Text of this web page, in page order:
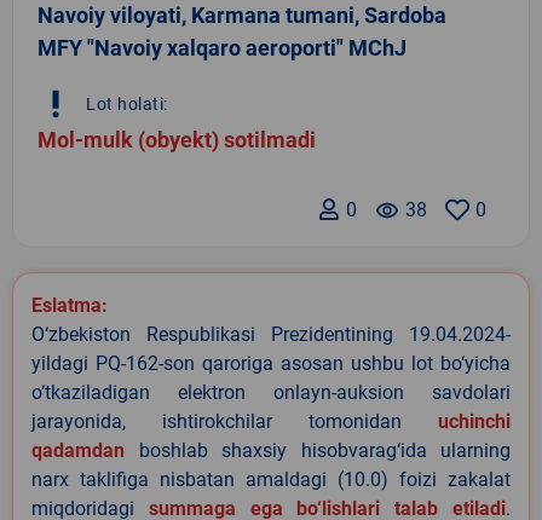
Navoiy viloyati, Karmana tumani, Sardoba
MFY "Navoiy xalqaro aeroporti" MChJ
priority_high Lot holati:
Mol-mulk (obyekt) sotilmadi
0
remove_red_eye 38
0
Eslatma:
O‘zbekiston Respublikasi Prezidentining 19.04.2024-
yildagi PQ-162-son qaroriga asosan ushbu lot bo‘yicha
o‘tkaziladigan elektron onlayn-auksion savdolari
jarayonida, ishtirokchilar tomonidan uchinchi
qadamdan boshlab shaxsiy hisobvarag‘ida ularning
narx taklifiga nisbatan amaldagi (10.0) foizi zakalat
miqdoridagi summaga ega bo‘lishlari talab etiladi.